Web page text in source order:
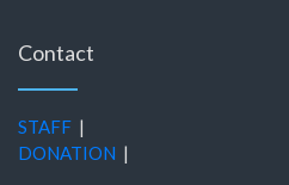
Contact
STAFF |
DONATION |